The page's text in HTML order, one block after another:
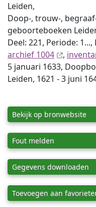
Leiden,
Doop-, trouw-,
geboorteboeken
Deel: 221, Periode: 1...,
archief 1004
,
5 januari 1633,
Leiden, 1621 - 3 juni
Bekijk op bronwebsite
Fout melden
Gegevens downloaden
Toevoegen aan